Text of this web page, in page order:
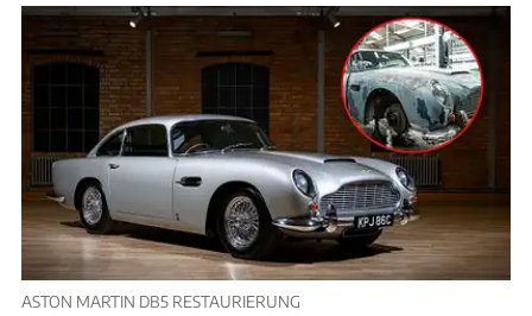
ASTON MARTIN DB5 RESTAURIERUNG